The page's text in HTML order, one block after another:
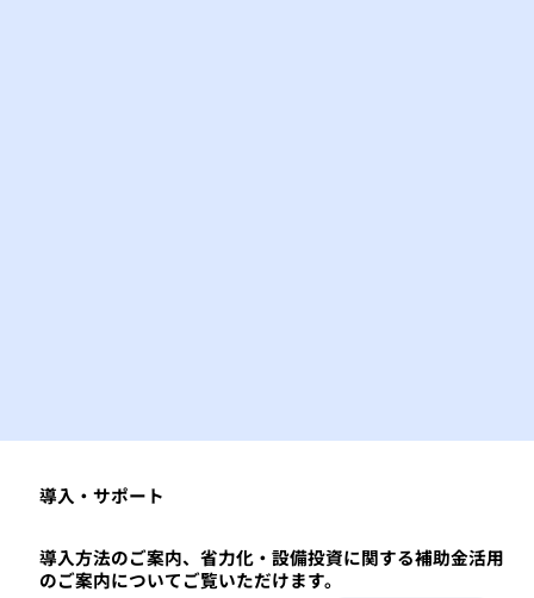
導入方法のご案内、省力化・設備投資に関する補助金活用
のご案内についてご覧いただけます。
​導入・サポート